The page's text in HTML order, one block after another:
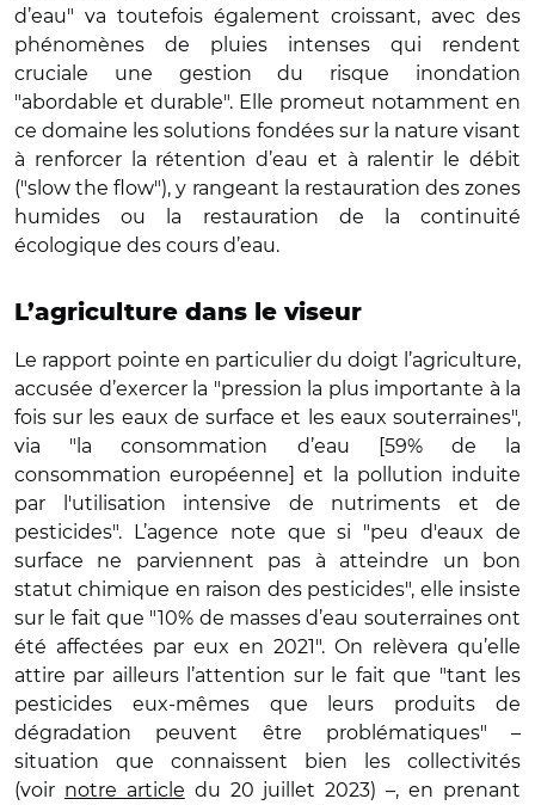
d’eau" va toutefois également croissant, avec des
phénomènes de pluies intenses qui rendent
cruciale une gestion du risque inondation
"abordable et durable". Elle promeut notamment en
ce domaine les solutions fondées sur la nature visant
à renforcer la rétention d’eau et à ralentir le débit
("slow the flow"), y rangeant la restauration des zones
humides ou la restauration de la continuité
écologique des cours d’eau.
L’agriculture dans le viseur
Le rapport pointe en particulier du doigt l’agriculture,
accusée d’exercer la "pression la plus importante à la
fois sur les eaux de surface et les eaux souterraines",
via "la consommation d’eau [59% de la
consommation européenne] et la pollution induite
par l'utilisation intensive de nutriments et de
pesticides". L’agence note que si "peu d'eaux de
surface ne parviennent pas à atteindre un bon
statut chimique en raison des pesticides", elle insiste
sur le fait que "10% de masses d’eau souterraines ont
été affectées par eux en 2021". On relèvera qu’elle
attire par ailleurs l’attention sur le fait que "tant les
pesticides eux-mêmes que leurs produits de
dégradation peuvent être problématiques" –
situation que connaissent bien les collectivités
(voir notre article du 20 juillet 2023) –, en prenant